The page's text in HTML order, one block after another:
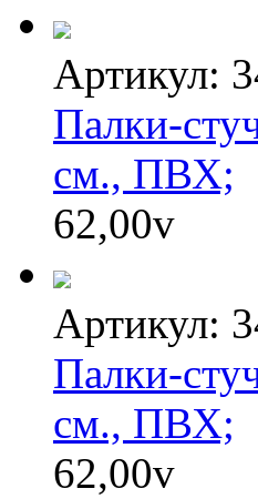
Артикул:
Палки-
см., ПВХ;
62,00v
Артикул:
Палки-
см., ПВХ;
62,00v